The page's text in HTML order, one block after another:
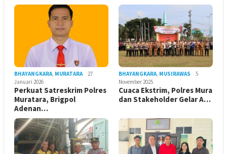
BHAYANGKARA, MURATARA
27
Januari 2026
Perkuat Satreskrim Polres
Muratara, Brigpol
Adenan…
BHAYANGKARA, MUSIRAWAS
5
November 2025
Cuaca Ekstrim, Polres Mura
dan Stakeholder Gelar A…